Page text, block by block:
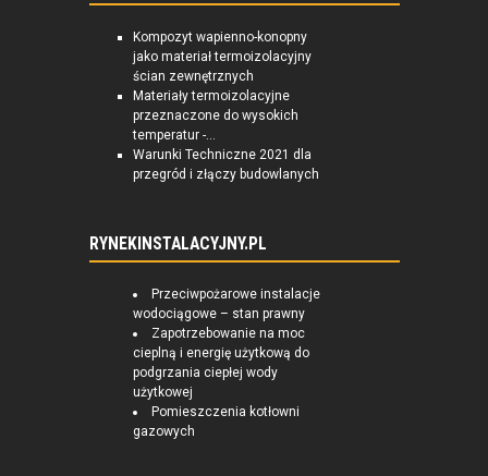
Kompozyt wapienno-konopny
jako materiał termoizolacyjny
ścian zewnętrznych
Materiały termoizolacyjne
przeznaczone do wysokich
temperatur -...
Warunki Techniczne 2021 dla
przegród i złączy budowlanych
RYNEKINSTALACYJNY.PL
Przeciwpożarowe instalacje
wodociągowe – stan prawny
Zapotrzebowanie na moc
cieplną i energię użytkową do
podgrzania ciepłej wody
użytkowej
Pomieszczenia kotłowni
gazowych